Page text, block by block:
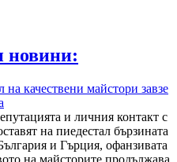
новини:
на качествени майстори завзе
и личния контакт с
на пиедестал бързината
и Гърция, офанзивата